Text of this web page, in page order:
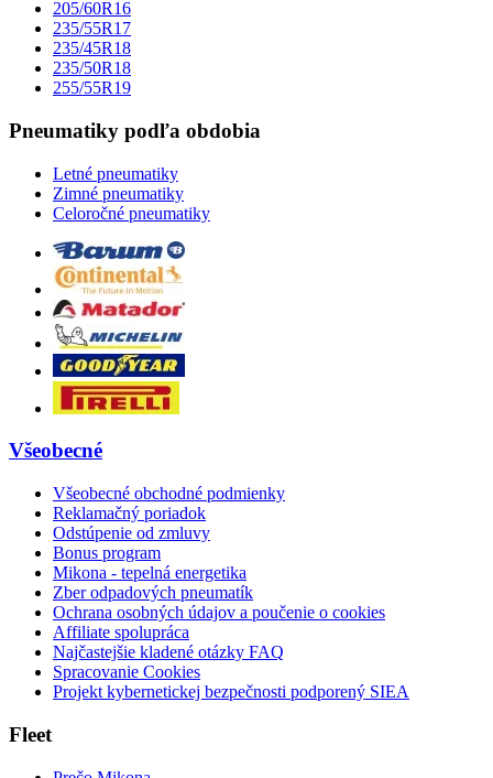
205/60R16
235/55R17
235/45R18
235/50R18
255/55R19
Pneumatiky podľa obdobia
Letné pneumatiky
Zimné pneumatiky
Celoročné pneumatiky
Všeobecné
Všeobecné obchodné podmienky
Reklamačný poriadok
Odstúpenie od zmluvy
Bonus program
Mikona - tepelná energetika
Zber odpadových pneumatík
Ochrana osobných údajov a poučenie o cookies
Affiliate spolupráca
Najčastejšie kladené otázky FAQ
Spracovanie Cookies
Projekt kybernetickej bezpečnosti podporený SIEA
Fleet